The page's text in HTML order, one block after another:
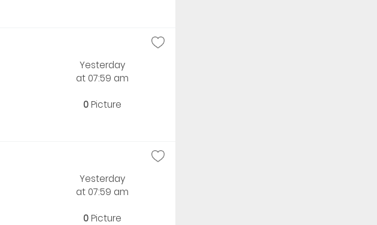
Yesterday
at 07:59 am
0Picture
Yesterday
at 07:59 am
0Picture